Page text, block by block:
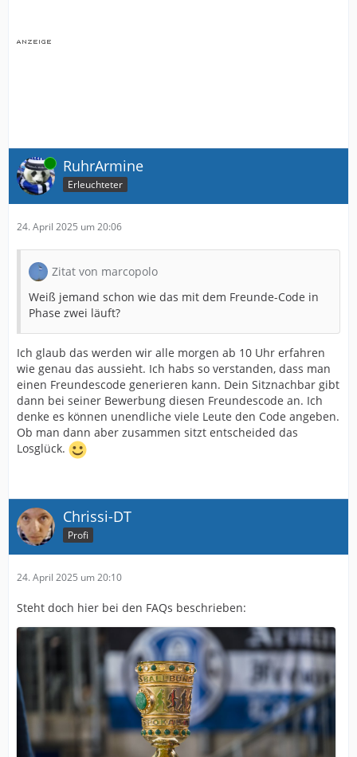
Online RuhrArmine
Erleuchteter
24. April 2025 um 20:06
Zitat von marcopolo
Weiß jemand schon wie das mit dem Freunde-Code in
Phase zwei läuft?
Ich glaub das werden wir alle morgen ab 10 Uhr erfahren
wie genau das aussieht. Ich habs so verstanden, dass man
einen Freundescode generieren kann. Dein Sitznachbar gibt
dann bei seiner Bewerbung diesen Freundescode an. Ich
denke es können unendliche viele Leute den Code angeben.
Ob man dann aber zusammen sitzt entscheided das
Losglück.
Chrissi-DT
Profi
24. April 2025 um 20:10
Steht doch hier bei den FAQs beschrieben: